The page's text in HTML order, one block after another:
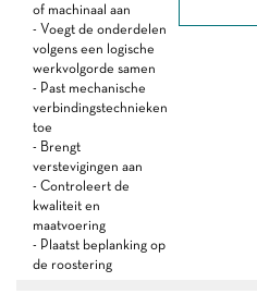
of machinaal aan
- Voegt de onderdelen
volgens een logische
werkvolgorde samen
- Past mechanische
verbindingstechnieken
toe
- Brengt
verstevigingen aan
- Controleert de
kwaliteit en
maatvoering
- Plaatst beplanking op
de roostering